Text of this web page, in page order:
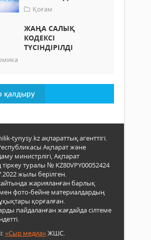
Қоғам
ЖАҢА САЛЫҚ
КОДЕКСІ
ТҮСІНДІРІЛДІ
қалдыру
tynysy.kz ақпараттық агенттігі.
Ақпарат және
министрлігі, Ақпарат
тіркеу туралы № KZ80VPY00052424
жылы берілген.
жарияланған барлық
фото-бейне материалдардың
қорғалған.
пайдаланған жағдайда сілтеме
«Сыр медиа»ЖШС.